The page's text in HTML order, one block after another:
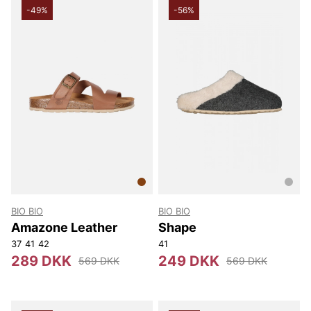
-49%
BIO BIO
Amazone Leather
37 41 42
289 DKK 569 DKK
-56%
BIO BIO
Shape
41
249 DKK 569 DKK